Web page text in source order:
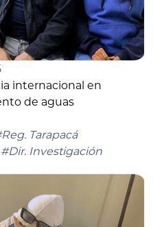
internacional en
de aguas
Tarapacá
#Dir. Investigación